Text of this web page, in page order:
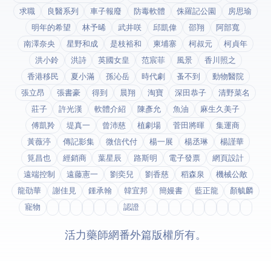
求職
良醫系列 車子報廢 防毒軟體 侏羅記公園
房思瑜
明年的希望
林予晞 武井咲 邱凱偉 邵翔
阿部寬
南澤奈央
星野和成 是枝裕和 柬埔寨 柯叔元
柯貞年
洪小鈴
洪詩 英國女皇 范宸菲 風景
香川照之
香港移民
夏小滿 孫沁岳 時代劇 蚤不到
動物醫院
張立昂
張書豪 得到app 晨翔 淘寶 深田恭子
清野菜名
莊子
許光漢 軟體介紹 陳彥允 魚油
麻生久美子
傅凱羚
堤真一 曾沛慈 植劇場 菅田將暉
集運商
黃薇渟
傳記影集 微信代付 楊一展 楊丞琳
楊謹華
筧昌也
經銷商 葉星辰 路斯明 電子發票
網頁設計
遠端控制
遠藤憲一 劉奕兒 劉香慈 稻森泉
機械公敵
龍劭華
謝佳見 鍾承翰 韓宜邦 簡嫚書 藍正龍
顏毓麟
寵物
fda認證
© 2026 活力藥師網番外篇. 版權所有。